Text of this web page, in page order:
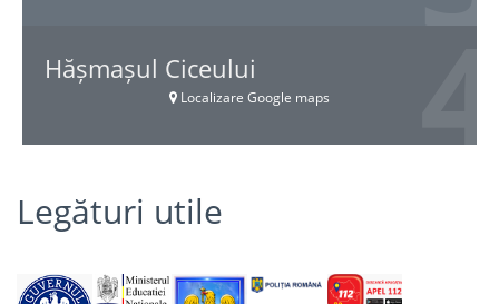
Hășmașul Ciceului
Localizare Google maps
Legături utile